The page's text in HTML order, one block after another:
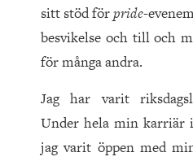
sitt stöd förpride-
besvikelse och till och
för många andra.
Jag har varit
Under hela min karriär
jag varit öppen med